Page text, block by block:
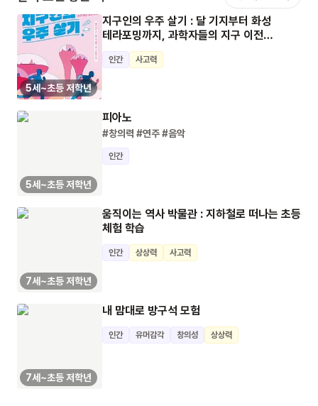
5세~초등 저학년
지구인의 우주 살기 : 달 기지부터 화성
테라포밍까지, 과학자들의 지구 이전
프로젝트!
인간 사고력
5세~초등 저학년
피아노
#창의력 #연주#음악
인간
7세~초등 저학년
움직이는 역사 박물관 : 지하철로 떠나는 초등
체험 학습
인간 상상력 사고력
7세~초등 저학년
내 맘대로 방구석 모험
인간 유머감각 창의성 상상력